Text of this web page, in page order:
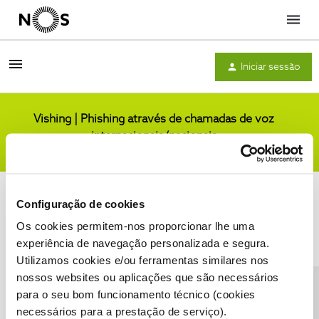
Configuração de cookies
Os cookies permitem-nos proporcionar lhe uma
experiência de navegação personalizada e segura.
Utilizamos cookies e/ou ferramentas similares nos
nossos websites ou aplicações que são necessários
para o seu bom funcionamento técnico (cookies
necessários para a prestação de serviço).
Menu
Iniciar sessão
Vishing | Phishing através de chamadas de voz
internacionais/nacionais
Condições do Fórum NOS Accessibility statement